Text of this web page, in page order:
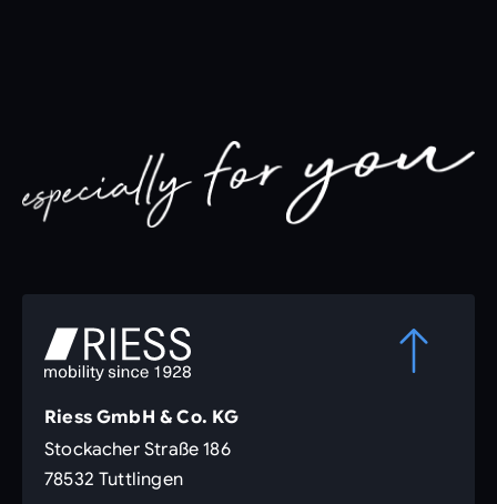
Riess GmbH & Co. KG
Stockacher Straße 186
78532 Tuttlingen